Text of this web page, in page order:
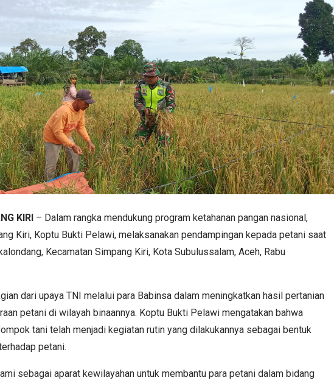
KIRI – Dalam rangka mendukung program ketahanan pangan nasional,
Kiri, Koptu Bukti Pelawi, melaksanakan pendampingan kepada petani saat
Kecamatan Simpang Kiri, Kota Subulussalam, Aceh, Rabu
dari upaya TNI melalui para Babinsa dalam meningkatkan hasil pertanian
petani di wilayah binaannya. Koptu Bukti Pelawi mengatakan bahwa
tani telah menjadi kegiatan rutin yang dilakukannya sebagai bentuk
petani.
sebagai aparat kewilayahan untuk membantu para petani dalam bidang